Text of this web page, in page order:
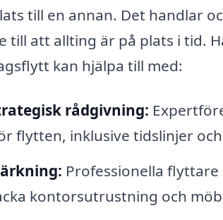
till en annan. Det handlar
till att allting är på plats i tid.
kan hjälpa till med:
rådgivning:
flytten, inklusive tidslinjer
Professionella
kontorsutrustning och